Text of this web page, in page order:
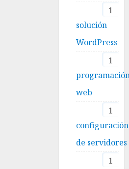
1
solución
WordPress
1
web
1
configuración
de servidores
1